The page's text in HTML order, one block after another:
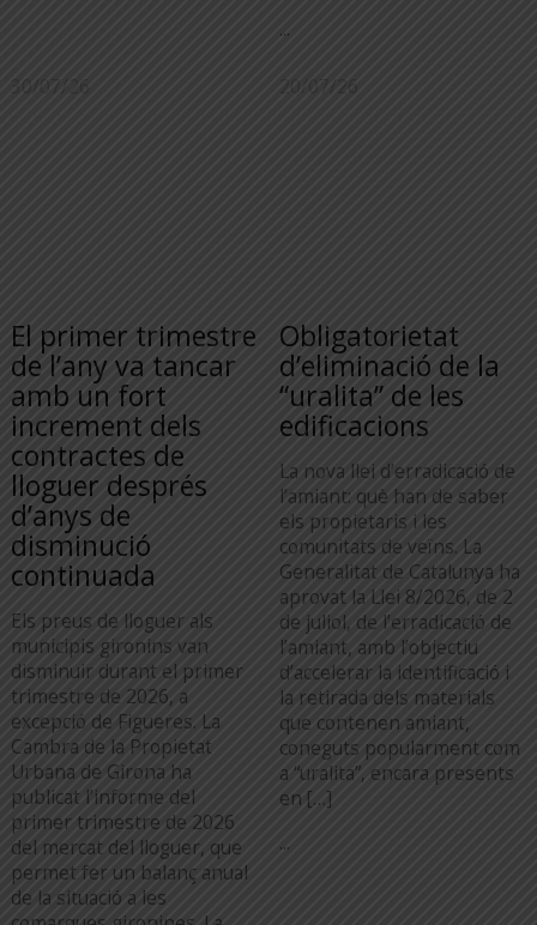
...
30/07/26
El primer trimestre
de l’any va tancar
amb un fort
increment dels
contractes de
lloguer després
d’anys de
disminució
continuada
Els preus de lloguer als
municipis gironins van
disminuir durant el primer
trimestre de 2026, a
excepció de Figueres. La
Cambra de la Propietat
Urbana de Girona ha
publicat l’informe del
primer trimestre de 2026
del mercat del lloguer, que
permet fer un balanç anual
de la situació a les
20/07/26
Obligatorietat
d’eliminació de la
“uralita” de les
edificacions
La nova llei d’erradicació de
l’amiant: què han de saber
els propietaris i les
comunitats de veïns. La
Generalitat de Catalunya ha
aprovat la Llei 8/2026, de 2
de juliol, de l’erradicació de
l’amiant, amb l’objectiu
d’accelerar la identificació i
la retirada dels materials
que contenen amiant,
coneguts popularment com
a “uralita”, encara presents
en […]
...